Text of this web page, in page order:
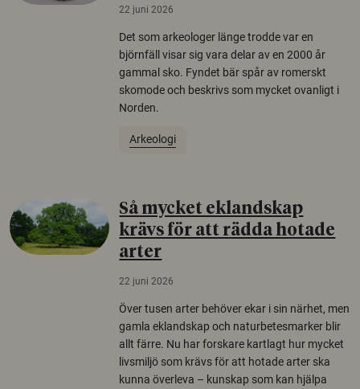
22 juni 2026
Det som arkeologer länge trodde var en
björnfäll visar sig vara delar av en 2000 år
gammal sko. Fyndet bär spår av romerskt
skomode och beskrivs som mycket ovanligt i
Norden.
Arkeologi
Så mycket eklandskap
krävs för att rädda hotade
arter
22 juni 2026
Över tusen arter behöver ekar i sin närhet, men
gamla eklandskap och naturbetesmarker blir
allt färre. Nu har forskare kartlagt hur mycket
livsmiljö som krävs för att hotade arter ska
kunna överleva – kunskap som kan hjälpa